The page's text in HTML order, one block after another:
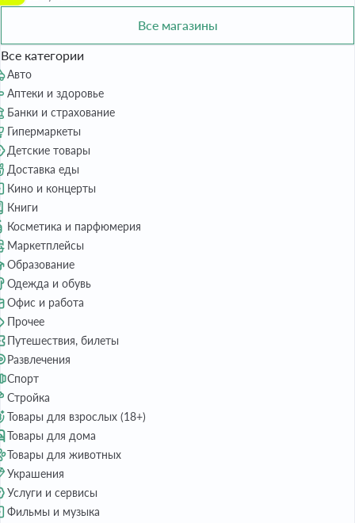
Все магазины
Все категории
Авто
Аптеки и здоровье
Банки и страхование
Гипермаркеты
Детские товары
Доставка еды
Кино и концерты
Книги
Косметика и парфюмерия
Маркетплейсы
Образование
Одежда и обувь
Офис и работа
Прочее
Путешествия, билеты
Развлечения
Спорт
Стройка
Товары для взрослых (18+)
Товары для дома
Товары для животных
Украшения
Услуги и сервисы
Фильмы и музыка